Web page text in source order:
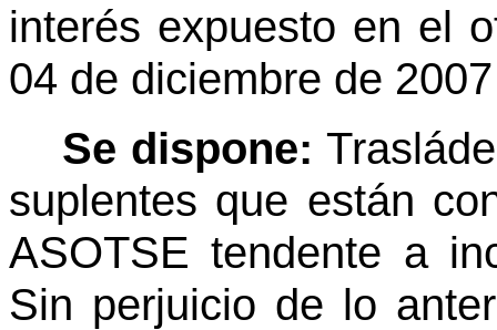
interés expuesto en el
04 de diciembre de
Se dispone:
suplentes que están
ASOTSE tendente a
Sin perjuicio de lo